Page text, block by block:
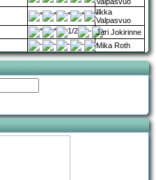
Ilkka
Valpasvuo
Jari Jokirinne
Mika Roth